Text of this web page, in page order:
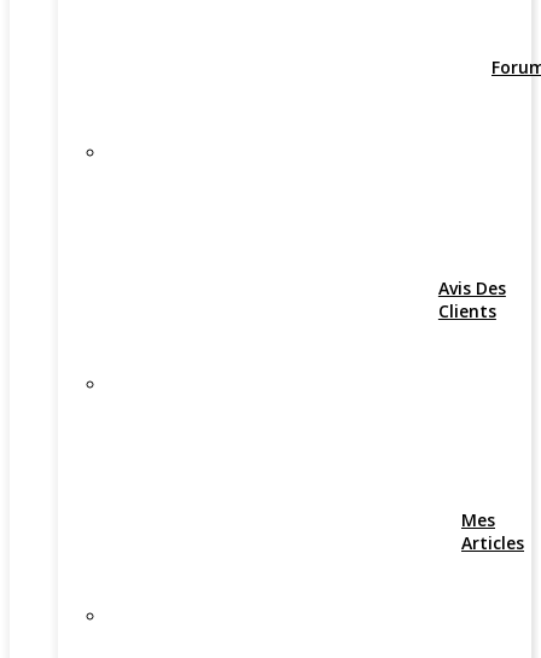
Avis Des
Clients
Mes
Articles